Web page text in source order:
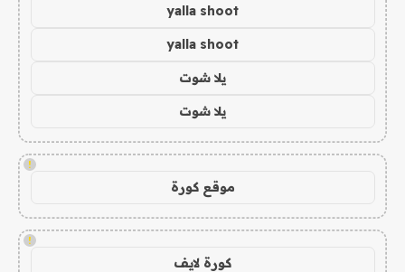
yalla shoot
yalla shoot
يلا شوت
يلا شوت
!
موقع كورة
!
كورة لايف